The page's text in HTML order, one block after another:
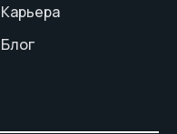
Карьера
Блог